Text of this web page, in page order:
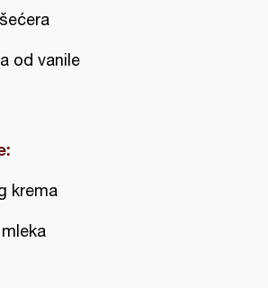
od vanile
krema